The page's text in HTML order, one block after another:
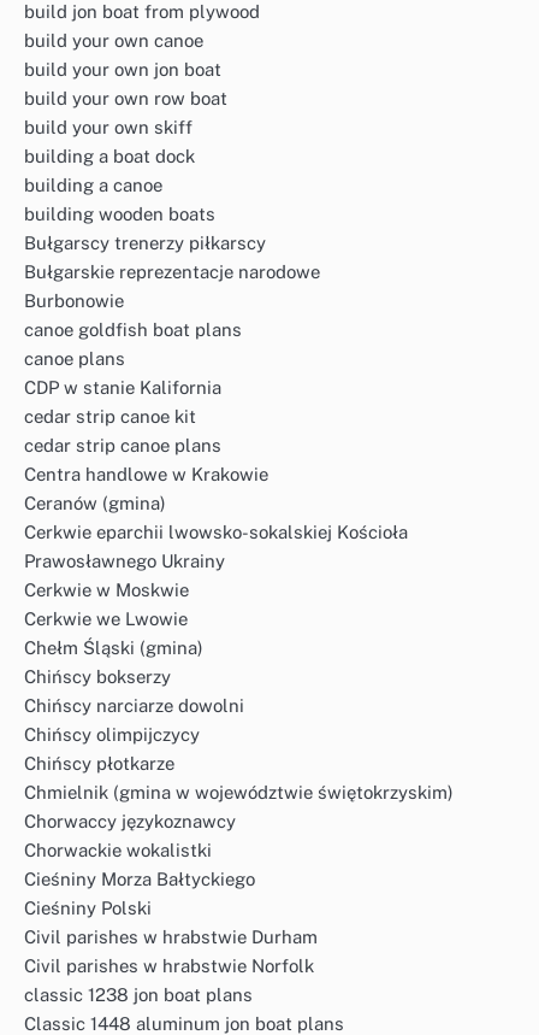
build jon boat from plywood
build your own canoe
build your own jon boat
build your own row boat
build your own skiff
building a boat dock
building a canoe
building wooden boats
Bułgarscy trenerzy piłkarscy
Bułgarskie reprezentacje narodowe
Burbonowie
canoe goldfish boat plans
canoe plans
CDP w stanie Kalifornia
cedar strip canoe kit
cedar strip canoe plans
Centra handlowe w Krakowie
Ceranów (gmina)
Cerkwie eparchii lwowsko-sokalskiej Kościoła
Prawosławnego Ukrainy
Cerkwie w Moskwie
Cerkwie we Lwowie
Chełm Śląski (gmina)
Chińscy bokserzy
Chińscy narciarze dowolni
Chińscy olimpijczycy
Chińscy płotkarze
Chmielnik (gmina w województwie świętokrzyskim)
Chorwaccy językoznawcy
Chorwackie wokalistki
Cieśniny Morza Bałtyckiego
Cieśniny Polski
Civil parishes w hrabstwie Durham
Civil parishes w hrabstwie Norfolk
classic 1238 jon boat plans
Classic 1448 aluminum jon boat plans